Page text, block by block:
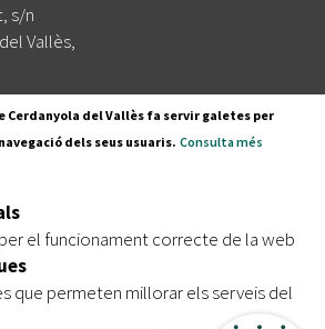
s/n
Vallès,
butlletí
| Protecció de dades
Cerdanyola del Vallès fa servir galetes per
dels seus usuaris. Consulta més
el funcionament correcte de la web
que permeten millorar els serveis del